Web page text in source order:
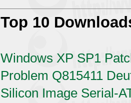
Top 10
Windows XP SP1
Problem Q815411
Silicon Image Serial-